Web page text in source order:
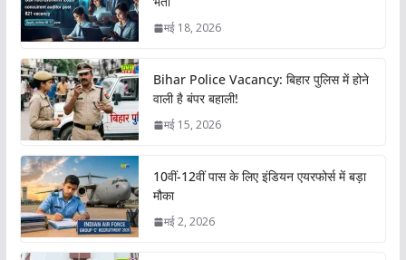
मई 18, 2026
Bihar Police Vacancy: बिहार पुलिस में होने
वाली है बंपर बहाली!
मई 15, 2026
10वीं-12वीं पास के लिए इंडियन एयरफोर्स में बड़ा
मौका
मई 2, 2026